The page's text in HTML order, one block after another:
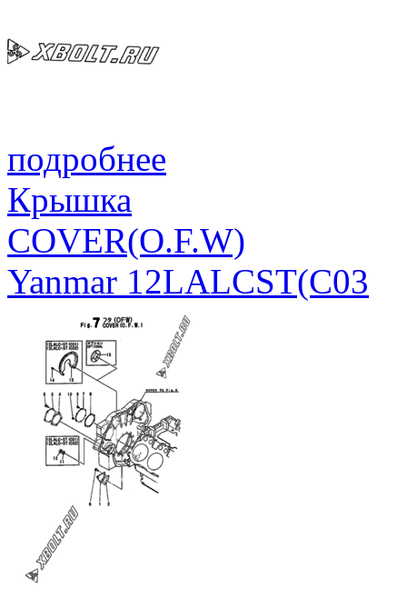
подробнее
Крышка
COVER(O.F.W)
Yanmar 12LALCST(C03